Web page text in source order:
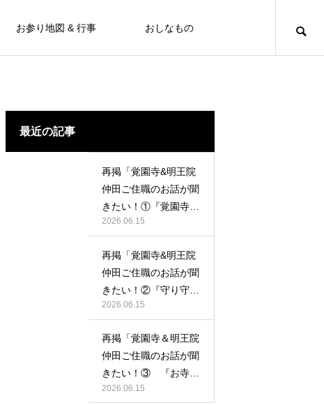
お参り地図 & 行事 おしなもの
最近の記事
再掲「覚園寺&明王院
仲田ご住職のお話が聞
きたい！①『覚園寺の
ペーター』の巻」
2026.06.15
再掲「覚園寺&明王院
仲田ご住職のお話が聞
きたい！②『守り守ら
れ明王院』の巻」
2026.06.15
再掲「覚園寺＆明王院
仲田ご住職のお話が聞
きたい！③ 『お寺で
祈るということ』の
2026.06.15